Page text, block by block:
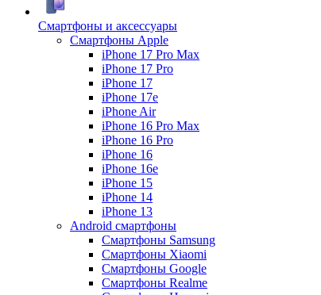
Смартфоны и аксессуары
Смартфоны Apple
iPhone 17 Pro Max
iPhone 17 Pro
iPhone 17
iPhone 17e
iPhone Air
iPhone 16 Pro Max
iPhone 16 Pro
iPhone 16
iPhone 16e
iPhone 15
iPhone 14
iPhone 13
Android cмартфоны
Смартфоны Samsung
Смартфоны Xiaomi
Смартфоны Google
Смартфоны Realme